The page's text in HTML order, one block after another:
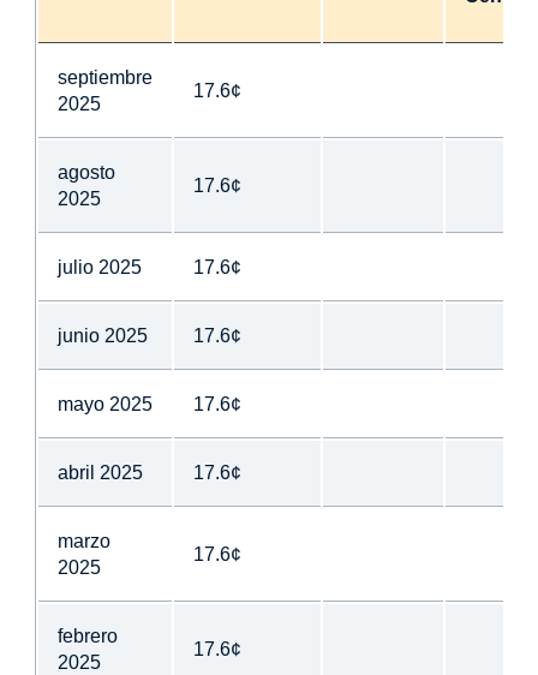
septiembre
2025
17.6¢
agosto
2025
17.6¢
julio 2025 17.6¢
junio 2025 17.6¢
mayo 2025 17.6¢
abril 2025 17.6¢
marzo
2025
17.6¢
febrero
2025
17.6¢